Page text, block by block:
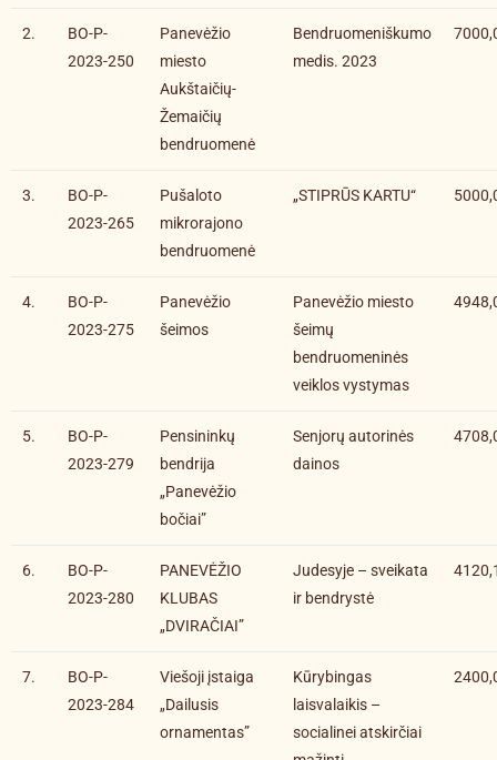
2.
BO-P-
2023-250
Panevėžio
miesto
Aukštaičių-
Žemaičių
bendruomenė
Bendruomeniškumo
medis. 2023
3.
BO-P-
2023-265
Pušaloto
mikrorajono
bendruomenė
„STIPRŪS KARTU“
4.
BO-P-
2023-275
Panevėžio
šeimos
Panevėžio miesto
šeimų
bendruomeninės
veiklos vystymas
5.
BO-P-
2023-279
Pensininkų
bendrija
„Panevėžio
bočiai”
Senjorų autorinės
dainos
6.
BO-P-
2023-280
PANEVĖŽIO
KLUBAS
„DVIRAČIAI”
Judesyje – sveikata
ir bendrystė
7.
BO-P-
2023-284
Viešoji įstaiga
„Dailusis
ornamentas”
Kūrybingas
laisvalaikis –
socialinei atskirčiai